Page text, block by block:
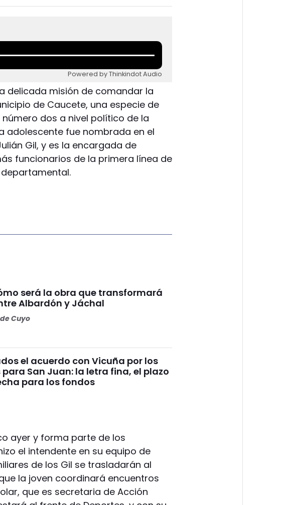
Powered by Thinkindot Audio
delicada misión de comandar la
de Caucete, una especie de
dos a nivel político de la
adolescente fue nombrada en el
Gil, y es la encargada de
funcionarios de la primera línea de
será la obra que transformará
Albardón y Jáchal
Cuyo
el acuerdo con Vicuña por los
para San Juan: la letra fina, el plazo
para los fondos
ayer y forma parte de los
el intendente en su equipo de
de los Gil se trasladarán al
la joven coordinará encuentros
que es secretaria de Acción